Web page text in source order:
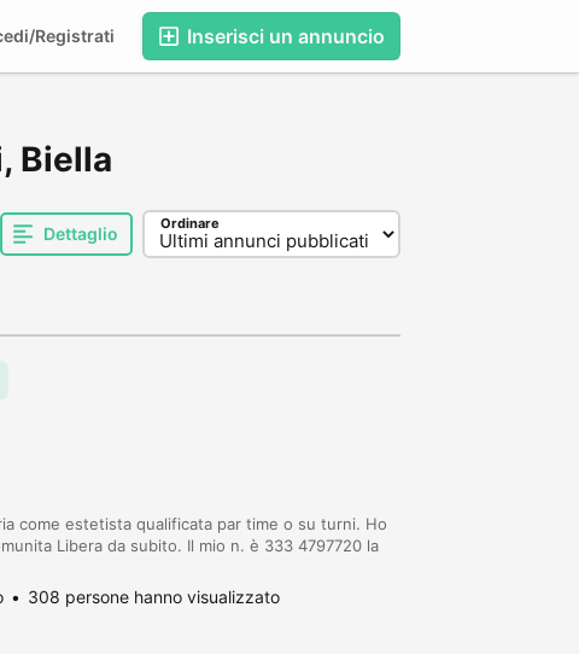
Inserisci un annuncio
Registrati
Biella
Dettaglio Ordinare
come estetista qualificata par time o su turni. Ho
Libera da subito. Il mio n. è 333 4797720 la
308 persone hanno visualizzato